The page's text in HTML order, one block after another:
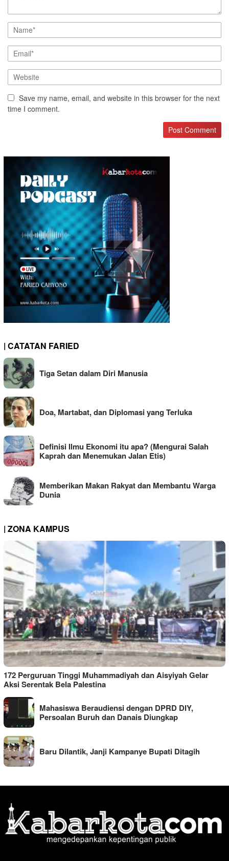
Save my name, email, and website in this browser for the next
time I comment.
| CATATAN FARIED
Tiga Setan dalam Diri Manusia
Doa, Martabat, dan Diplomasi yang Terluka
Definisi Ilmu Ekonomi itu apa? (Mengurai Salah
Kaprah dan Menemukan Jalan Etis)
Memberikan Makan Rakyat dan Membantu Warga
Dunia
| ZONA KAMPUS
172 Perguruan Tinggi Muhammadiyah dan Aisyiyah Gelar
Aksi Serentak Bela Palestina
Mahasiswa Beraudiensi dengan DPRD DIY,
Persoalan Buruh dan Danais Diungkap
Baru Dilantik, Janji Kampanye Bupati Ditagih